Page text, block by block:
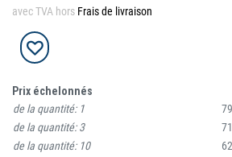
avec TVA hors Frais de livraison
Prix échelonnés
de la quantité: 1
de la quantité:3
de la quantité: 10